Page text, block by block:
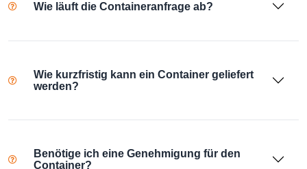
Wie läuft die Containeranfrage ab?
Wie kurzfristig kann ein Container geliefert
werden?
Benötige ich eine Genehmigung für den
Container?